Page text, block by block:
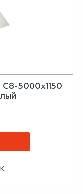
С8-5000х1150